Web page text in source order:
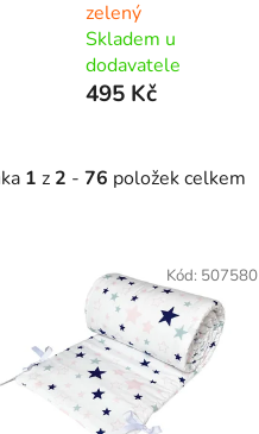
zelený
Skladem u
dodavatele
495 Kč
1 z 2 - 76 položek celkem
Kód: 507580